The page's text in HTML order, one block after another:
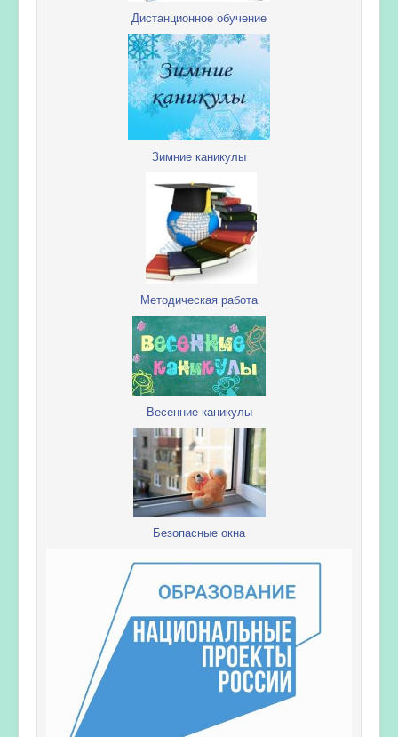
Дистанционное обучение
Зимние каникулы
Методическая работа
Весенние каникулы
Безопасные окна